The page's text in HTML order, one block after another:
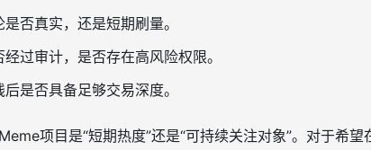
是否真实，还是短期刷量。
经过审计，是否存在高风险权限。
后是否具备足够交易深度。
项目是“短期热度”还是“可持续关注对象”。对于希望